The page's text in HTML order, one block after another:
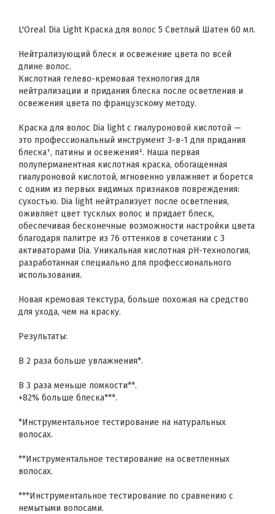
L'Oreal Dia Light Краска для волос 5 Светлый Шатен 60 мл.
Нейтрализующий блеск и освежение цвета по всей
длине волос.
Кислотная гелево-кремовая технология для
нейтрализации и придания блеска после осветления и
освежения цвета по французскому методу.
Краска для волос Dia light с гиалуроновой кислотой —
это профессиональный инструмент 3-в-1 для придания
блеска¹, патины и освежения². Наша первая
полуперманентная кислотная краска, обогащенная
гиалуроновой кислотой, мгновенно увлажняет и борется
с одним из первых видимых признаков повреждения:
сухостью. Dia light нейтрализует после осветления,
оживляет цвет тусклых волос и придает блеск,
обеспечивая бесконечные возможности настройки цвета
благодаря палитре из 76 оттенков в сочетании с 3
активаторами Dia. Уникальная кислотная pH-технология,
разработанная специально для профессионального
использования.
Новая кремовая текстура, больше похожая на средство
для ухода, чем на краску.
Результаты:
В 2 раза больше увлажнения*.
В 3 раза меньше ломкости**.
+82% больше блеска***.
*Инструментальное тестирование на натуральных
волосах.
**Инструментальное тестирование на осветленных
волосах.
***Инструментальное тестирование по сравнению с
немытыми волосами.